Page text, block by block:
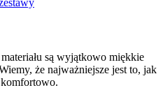
są wyjątkowo miękkie
że najważniejsze jest to, jak